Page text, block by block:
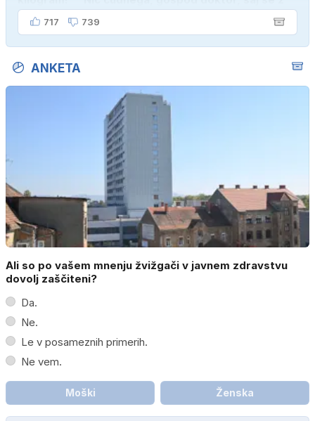
ženo poznava šele tri mesece."
717 739
ANKETA
Ali so po vašem mnenju žvižgači v javnem zdravstvu
dovolj zaščiteni?
Da.
Ne.
Le v posameznih primerih.
Ne vem.
Moški Ženska